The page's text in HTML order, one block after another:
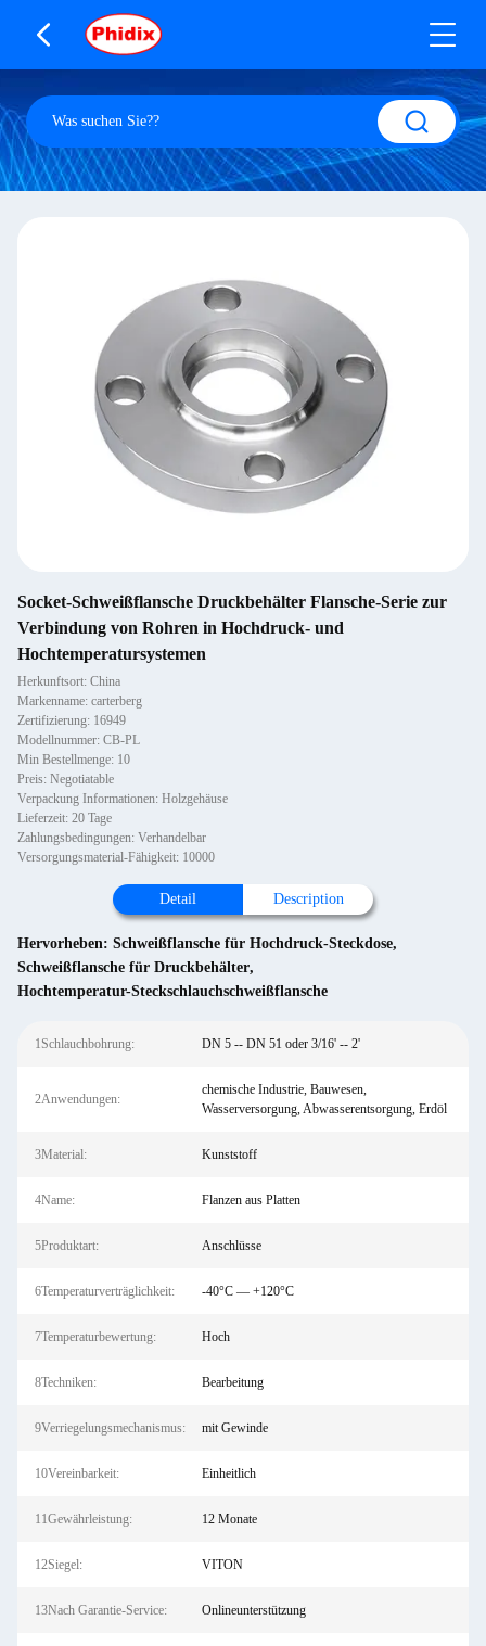
Socket-Schweißflansche Druckbehälter Flansche-Serie zur
Verbindung von Rohren in Hochdruck- und
Hochtemperatursystemen
Herkunftsort: China
Markenname: carterberg
Zertifizierung: 16949
Modellnummer: CB-PL
Min Bestellmenge: 10
Preis: Negotiatable
Verpackung Informationen: Holzgehäuse
Lieferzeit: 20 Tage
Zahlungsbedingungen: Verhandelbar
Versorgungsmaterial-Fähigkeit: 10000
Detail Description
Hervorheben: Schweißflansche für Hochdruck-Steckdose,
Schweißflansche für Druckbehälter,
Hochtemperatur-Steckschlauchschweißflansche
1Schlauchbohrung: DN 5 -- DN 51 oder 3/16' -- 2'
2Anwendungen:
chemische Industrie, Bauwesen,
Wasserversorgung, Abwasserentsorgung, Erdöl
3Material: Kunststoff
4Name: Flanzen aus Platten
5Produktart: Anschlüsse
6Temperaturverträglichkeit: -40°C — +120°C
7Temperaturbewertung: Hoch
8Techniken: Bearbeitung
9Verriegelungsmechanismus: mit Gewinde
10Vereinbarkeit: Einheitlich
11Gewährleistung: 12 Monate
12Siegel: VITON
13Nach Garantie-Service: Onlineunterstützung